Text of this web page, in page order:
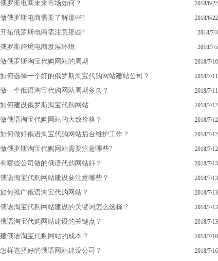
俄罗斯电商未来市场如何？ 2018/6/22
做俄罗斯电商需要了解那些? 2018/6/22
开拓俄罗斯电商需注意那些? 2018/7/3
俄罗斯跨境电商发展环境 2018/7/5
做俄罗斯淘宝代购网站的周期 2018/7/10
如何选择一个好的俄罗斯淘宝代购网站建站公司？ 2018/7/11
做一个俄语淘宝代购网站周期多久？ 2018/7/11
如何建设俄罗斯淘宝代购网站 2018/7/12
做俄语淘宝代购网站的大致价格？ 2018/7/12
如何做好俄语淘宝代购网站后台维护工作？ 2018/7/12
做俄罗斯淘宝代购网站需要注意哪些? 2018/7/12
有哪些公司做的俄语代购网站好？ 2018/7/13
俄语淘宝代购网站建设要注意哪些？ 2018/7/13
如何推广俄语淘宝代购网站？ 2018/7/13
俄语淘宝代购网站建设的关键词怎么选择？ 2018/7/13
俄语淘宝代购网站建设的关键点？ 2018/7/13
建俄语淘宝代购网站的成本？ 2018/7/16
怎样选择好的俄语网站建设公司？ 2018/7/16